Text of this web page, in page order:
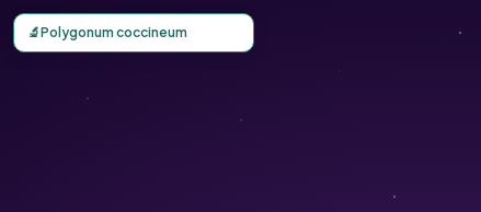
Carte d'observation du Polygonum coccineum
🔬Polygonum coccineum